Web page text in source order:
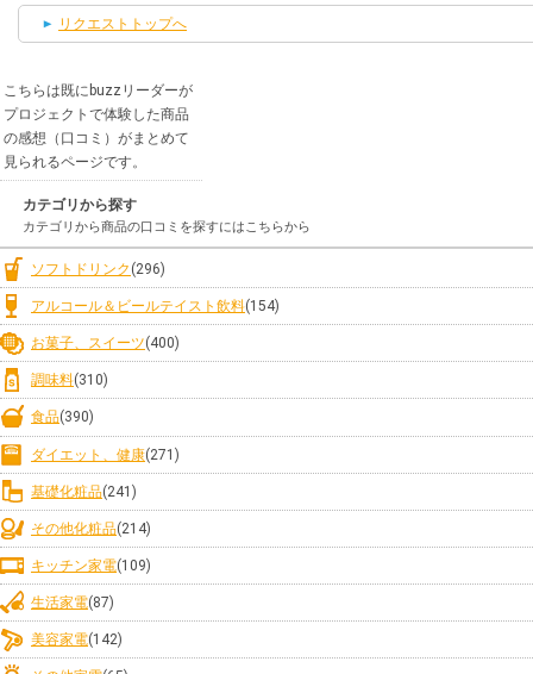
リクエストトップへ
こちらは既にbuzzリーダーが
プロジェクトで体験した商品
の感想（口コミ）がまとめて
見られるページです。
カテゴリから探す
カテゴリから商品の口コミを探すにはこちらから
ソフトドリンク (296)
アルコール＆ビールテイスト飲料(154)
お菓子、スイーツ(400)
調味料(310)
食品(390)
ダイエット、健康(271)
基礎化粧品(241)
その他化粧品(214)
キッチン家電(109)
生活家電(87)
美容家電(142)